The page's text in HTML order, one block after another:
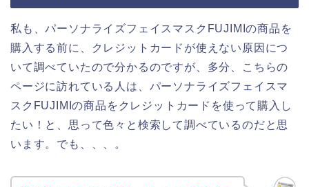
私も、パーソナライズフェイスマスクFUJIMIの商品を
購入する前に、クレジットカードが使えない原因につ
いて調べていたので分かるのですが、多分、こちらの
ページに訪れている人は、パーソナライズフェイスマ
スクFUJIMIの商品をクレジットカードを使って購入し
たい！と、思って色々と検索して調べているのだと思
います。でも、、、。